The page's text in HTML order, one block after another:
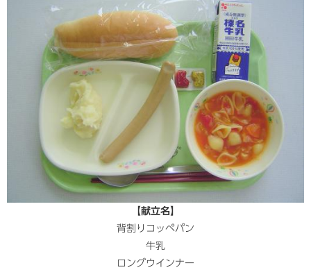
【献立名】
背割りコッペパン
牛乳
ロングウインナー